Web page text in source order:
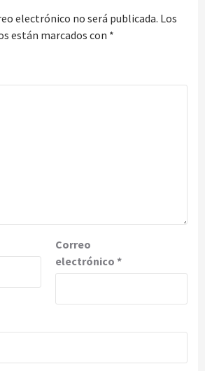
electrónico no será publicada. Los
están marcados con *
Correo
electrónico *